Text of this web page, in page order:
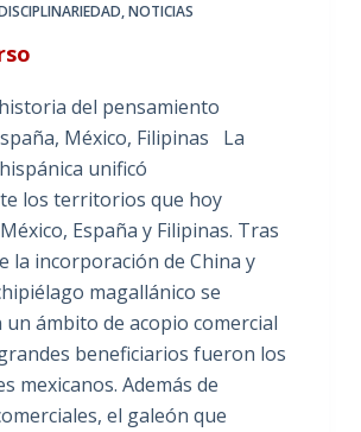
,NOTICIAS
del pensamiento
México, Filipinas La
unificó
los territorios que hoy
España y Filipinas. Tras
la incorporación de China y
magallánico se
ámbito de acopio comercial
beneficiarios fueron los
mexicanos. Además de
el galeón que